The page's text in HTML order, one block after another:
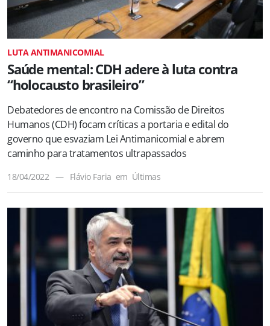
LUTA ANTIMANICOMIAL
Saúde mental: CDH adere à luta contra
“holocausto brasileiro”
Debatedores de encontro na Comissão de Direitos
Humanos (CDH) focam críticas a portaria e edital do
governo que esvaziam Lei Antimanicomial e abrem
caminho para tratamentos ultrapassados
18/04/2022 — Flávio Faria em Últimas